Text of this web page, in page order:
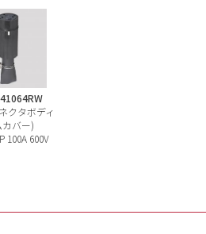
クタボディ
カバー)
100A 600V